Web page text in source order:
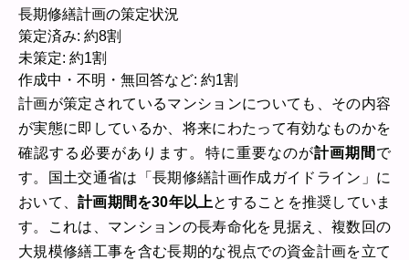
長期修繕計画の策定状況
策定済み: 約8割
未策定: 約1割
作成中・不明・無回答など: 約1割
計画が策定されているマンションについても、その内容
が実態に即しているか、将来にわたって有効なものかを
確認する必要があります。特に重要なのが計画期間 で
す。国土交通省は「長期修繕計画作成ガイドライン」に
おいて、 計画期間を30年以上とすることを推奨していま
す。これは、マンションの長寿命化を見据え、複数回の
大規模修繕工事を含む長期的な視点での資金計画を立て